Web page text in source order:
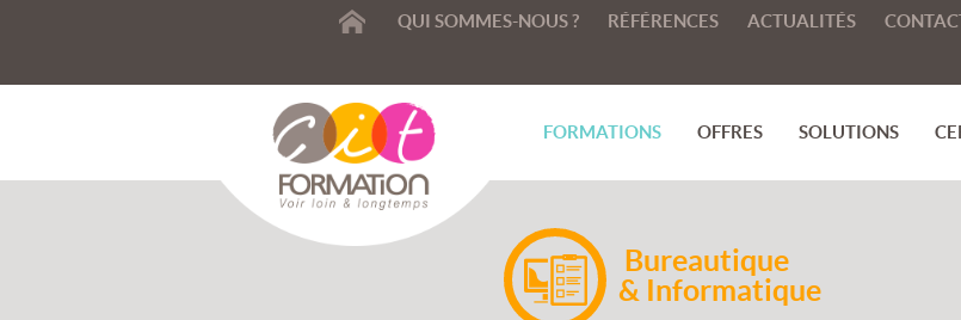
ACCUEIL
QUI SOMMES-NOUS ? RÉFÉRENCES ACTUALITÉS
FORMATIONS OFFRES SOLUTIONS
Bureautique
& Informatique